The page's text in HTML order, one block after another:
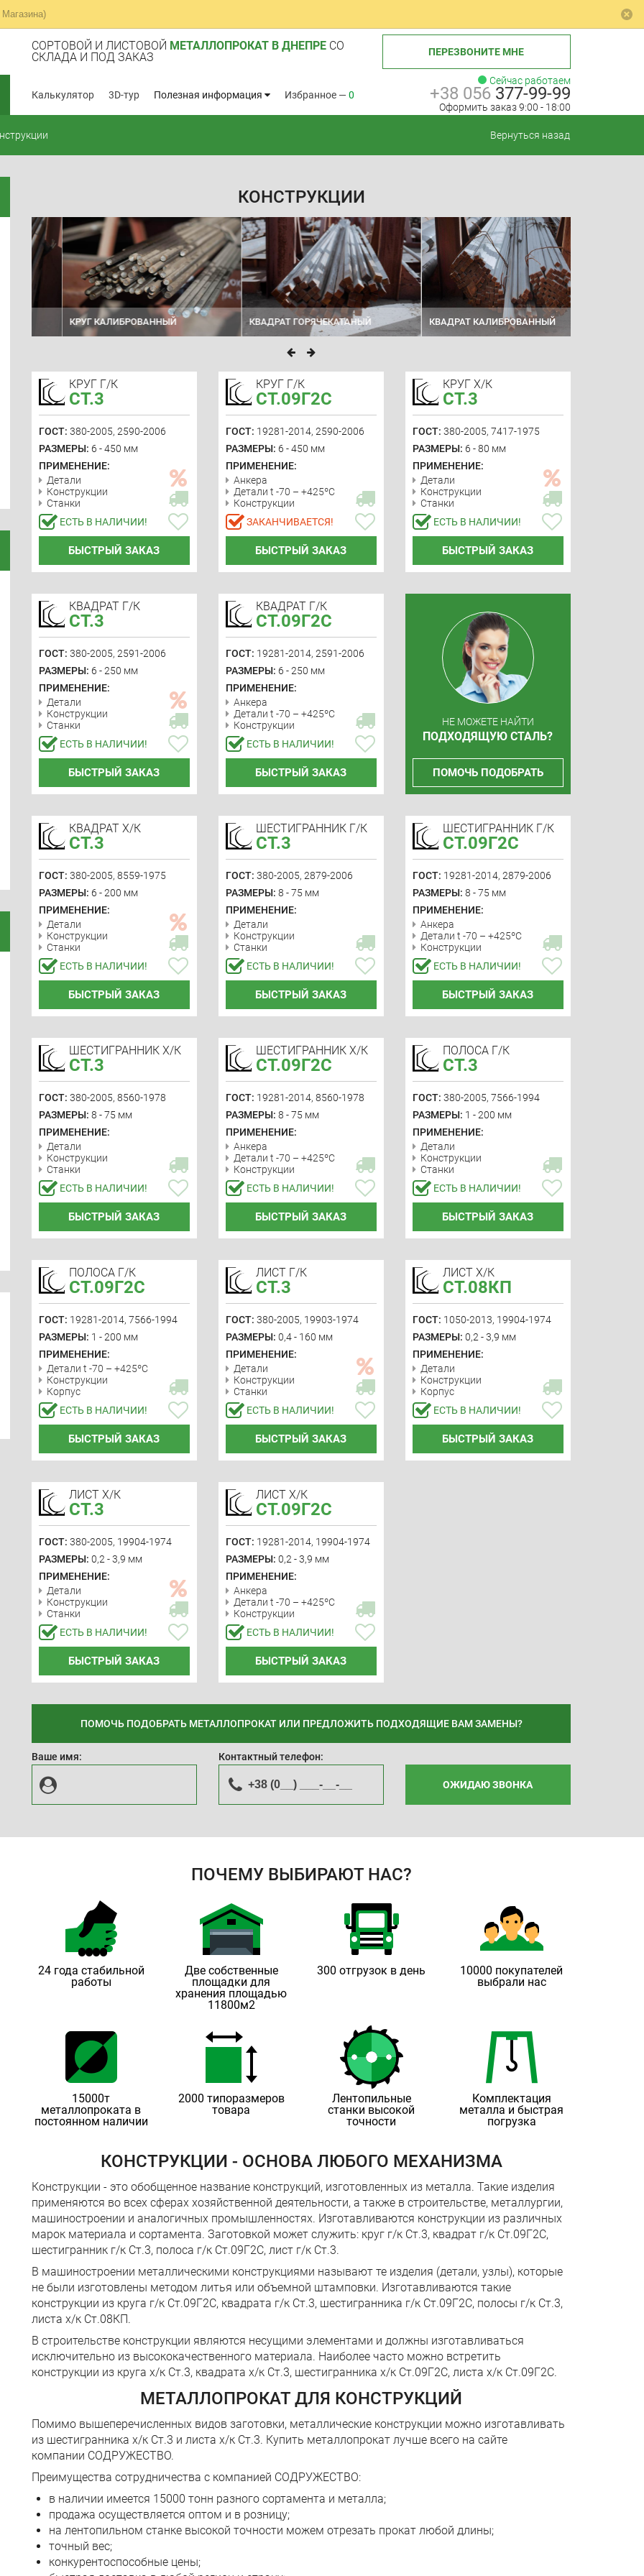
СОРТОВОЙ И ЛИСТОВОЙ МЕТАЛЛОПРОКАТ В ДНЕПРЕ СО
СКЛАДА И ПОД ЗАКАЗ
ПЕРЕЗВОНИТЕ МНЕ
Калькулятор 3D-тур Полезная информация Избранное —0
Сейчас работаем
+38 056 377-99-99
Оформить заказ 9:00 - 18:00
Вернуться назад
КОНСТРУКЦИИ
КРУГ КАЛИБРОВАННЫЙ КВАДРАТ ГОРЯЧЕКАТАНЫЙ КВАДРАТ КАЛИБРОВАННЫЙ
КРУГ Г/К
СТ.3
ГОСТ: 380-2005, 2590-2006
РАЗМЕРЫ: 6 - 450 мм
ПРИМЕНЕНИЕ:
Детали
Конструкции
Станки
ЕСТЬ В НАЛИЧИИ!
БЫСТРЫЙ ЗАКАЗ
КРУГ Г/К
СТ.09Г2С
ГОСТ: 19281-2014, 2590-2006
РАЗМЕРЫ: 6 - 450 мм
ПРИМЕНЕНИЕ:
Анкера
Детали t -70 – +425ºС
Конструкции
ЗАКАНЧИВАЕТСЯ!
БЫСТРЫЙ ЗАКАЗ
КРУГ Х/К
СТ.3
ГОСТ: 380-2005, 7417-1975
РАЗМЕРЫ: 6 - 80 мм
ПРИМЕНЕНИЕ:
Детали
Конструкции
Станки
ЕСТЬ В НАЛИЧИИ!
БЫСТРЫЙ ЗАКАЗ
КВАДРАТ Г/К
СТ.3
ГОСТ: 380-2005, 2591-2006
РАЗМЕРЫ: 6 - 250 мм
ПРИМЕНЕНИЕ:
Детали
Конструкции
Станки
ЕСТЬ В НАЛИЧИИ!
БЫСТРЫЙ ЗАКАЗ
КВАДРАТ Г/К
СТ.09Г2С
ГОСТ: 19281-2014, 2591-2006
РАЗМЕРЫ: 6 - 250 мм
ПРИМЕНЕНИЕ:
Анкера
Детали t -70 – +425ºС
Конструкции
ЕСТЬ В НАЛИЧИИ!
БЫСТРЫЙ ЗАКАЗ
НЕ МОЖЕТЕ НАЙТИ
ПОДХОДЯЩУЮ СТАЛЬ?
ПОМОЧЬ ПОДОБРАТЬ
КВАДРАТ Х/К
СТ.3
ГОСТ: 380-2005, 8559-1975
РАЗМЕРЫ: 6 - 200 мм
ПРИМЕНЕНИЕ:
Детали
Конструкции
Станки
ЕСТЬ В НАЛИЧИИ!
БЫСТРЫЙ ЗАКАЗ
ШЕСТИГРАННИК Г/К
СТ.3
ГОСТ: 380-2005, 2879-2006
РАЗМЕРЫ: 8 - 75 мм
ПРИМЕНЕНИЕ:
Детали
Конструкции
Станки
ЕСТЬ В НАЛИЧИИ!
БЫСТРЫЙ ЗАКАЗ
ШЕСТИГРАННИК Г/К
СТ.09Г2С
ГОСТ: 19281-2014, 2879-2006
РАЗМЕРЫ: 8 - 75 мм
ПРИМЕНЕНИЕ:
Анкера
Детали t -70 – +425ºС
Конструкции
ЕСТЬ В НАЛИЧИИ!
БЫСТРЫЙ ЗАКАЗ
ШЕСТИГРАННИК Х/К
СТ.3
ГОСТ: 380-2005, 8560-1978
РАЗМЕРЫ: 8 - 75 мм
ПРИМЕНЕНИЕ:
Детали
Конструкции
Станки
ЕСТЬ В НАЛИЧИИ!
БЫСТРЫЙ ЗАКАЗ
ШЕСТИГРАННИК Х/К
СТ.09Г2С
ГОСТ: 19281-2014, 8560-1978
РАЗМЕРЫ: 8 - 75 мм
ПРИМЕНЕНИЕ:
Анкера
Детали t -70 – +425ºС
Конструкции
ЕСТЬ В НАЛИЧИИ!
БЫСТРЫЙ ЗАКАЗ
ПОЛОСА Г/К
СТ.3
ГОСТ: 380-2005, 7566-1994
РАЗМЕРЫ: 1 - 200 мм
ПРИМЕНЕНИЕ:
Детали
Конструкции
Станки
ЕСТЬ В НАЛИЧИИ!
БЫСТРЫЙ ЗАКАЗ
ПОЛОСА Г/К
СТ.09Г2С
ГОСТ: 19281-2014, 7566-1994
РАЗМЕРЫ: 1 - 200 мм
ПРИМЕНЕНИЕ:
Детали t -70 – +425ºС
Конструкции
Корпус
ЕСТЬ В НАЛИЧИИ!
БЫСТРЫЙ ЗАКАЗ
ЛИСТ Г/К
СТ.3
ГОСТ: 380-2005, 19903-1974
РАЗМЕРЫ: 0,4 - 160 мм
ПРИМЕНЕНИЕ:
Детали
Конструкции
Станки
ЕСТЬ В НАЛИЧИИ!
БЫСТРЫЙ ЗАКАЗ
ЛИСТ Х/К
СТ.08КП
ГОСТ: 1050-2013, 19904-1974
РАЗМЕРЫ: 0,2 - 3,9 мм
ПРИМЕНЕНИЕ:
Детали
Конструкции
Корпус
ЕСТЬ В НАЛИЧИИ!
БЫСТРЫЙ ЗАКАЗ
ЛИСТ Х/К
СТ.3
ГОСТ: 380-2005, 19904-1974
РАЗМЕРЫ: 0,2 - 3,9 мм
ПРИМЕНЕНИЕ:
Детали
Конструкции
Станки
ЕСТЬ В НАЛИЧИИ!
БЫСТРЫЙ ЗАКАЗ
ЛИСТ Х/К
СТ.09Г2С
ГОСТ: 19281-2014, 19904-1974
РАЗМЕРЫ: 0,2 - 3,9 мм
ПРИМЕНЕНИЕ:
Анкера
Детали t -70 – +425ºС
Конструкции
ЕСТЬ В НАЛИЧИИ!
БЫСТРЫЙ ЗАКАЗ
ПОМОЧЬ ПОДОБРАТЬ МЕТАЛЛОПРОКАТ ИЛИ ПРЕДЛОЖИТЬ ПОДХОДЯЩИЕ ВАМ ЗАМЕНЫ?
Ваше имя: Контактный телефон:
ОЖИДАЮ ЗВОНКА
ПОЧЕМУ ВЫБИРАЮТ НАС?
24 года стабильной
работы
Две собственные
площадки для
хранения площадью
11800м2
300 отгрузок в день
10000 покупателей
выбрали нас
15000т
металлопроката в
постоянном наличии
2000 типоразмеров
товара
Лентопильные
станки высокой
точности
Комплектация
металла и быстрая
погрузка
КОНСТРУКЦИИ - ОСНОВА ЛЮБОГО МЕХАНИЗМА
Конструкции - это обобщенное название конструкций, изготовленных из металла. Такие изделия
применяются во всех сферах хозяйственной деятельности, а также в строительстве, металлургии,
машиностроении и аналогичных промышленностях. Изготавливаются конструкции из различных
марок материала и сортамента. Заготовкой может служить: круг г/к Ст.3, квадрат г/к Ст.09Г2С,
шестигранник г/к Ст.3, полоса г/к Ст.09Г2С, лист г/к Ст.3.
В машиностроении металлическими конструкциями называют те изделия (детали, узлы), которые
не были изготовлены методом литья или объемной штамповки. Изготавливаются такие
конструкции из круга г/к Ст.09Г2С, квадрата г/к Ст.3, шестигранника г/к Ст.09Г2С, полосы г/к Ст.3,
листа х/к Ст.08КП.
В строительстве конструкции являются несущими элементами и должны изготавливаться
исключительно из высококачественного материала. Наиболее часто можно встретить
конструкции из круга х/к Ст.3, квадрата х/к Ст.3, шестигранника х/к Ст.09Г2С, листа х/к Ст.09Г2С.
МЕТАЛЛОПРОКАТ ДЛЯ КОНСТРУКЦИЙ
Помимо вышеперечисленных видов заготовки, металлические конструкции можно изготавливать
из шестигранника х/к Ст.3 и листа х/к Ст.3. Купить металлопрокат лучше всего на сайте
компании СОДРУЖЕСТВО.
Преимущества сотрудничества с компанией СОДРУЖЕСТВО:
в наличии имеется 15000 тонн разного сортамента и металла;
продажа осуществляется оптом и в розницу;
на лентопильном станке высокой точности можем отрезать прокат любой длины;
точный вес;
конкурентоспособные цены;